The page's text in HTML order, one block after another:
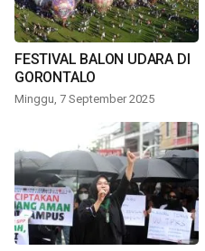
FESTIVAL BALON UDARA DI
GORONTALO
Minggu, 7 September 2025